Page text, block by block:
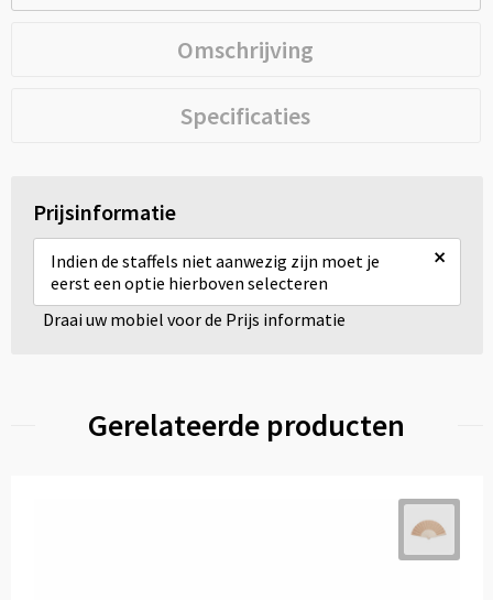
Omschrijving
Specificaties
Prijsinformatie
Indien de staffels niet aanwezig zijn moet je
eerst een optie hierboven selecteren
×
Draai uw mobiel voor de Prijs informatie
Gerelateerde producten